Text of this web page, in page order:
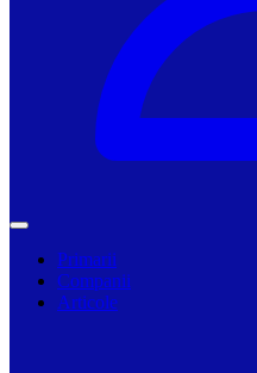
Primarii
Companii
Articole